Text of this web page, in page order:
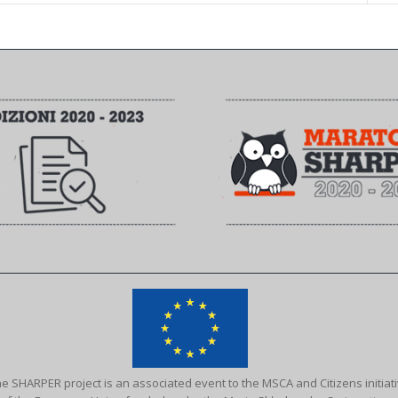
SHARPER project is an associated event to the MSCA and Citizens